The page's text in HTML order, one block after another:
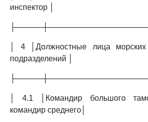
инспектор │
│ 4 │Должностные лица
подразделений │
│ 4.1 │Командир большого
командир среднего│